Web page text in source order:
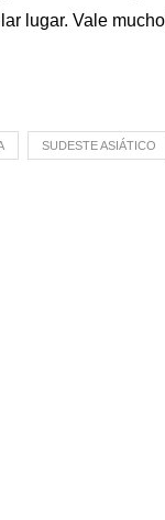
lugar. Vale
SUDESTE ASIÁTICO